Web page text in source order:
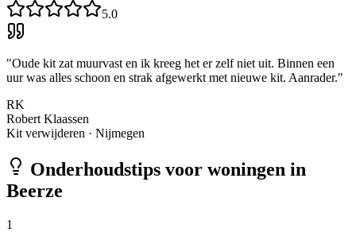
5.0
"Oude kit zat muurvast en ik kreeg het er zelf niet uit. Binnen een
uur was alles schoon en strak afgewerkt met nieuwe kit. Aanrader."
RK
Robert Klaassen
Kit verwijderen · Nijmegen
Onderhoudstips voor woningen in
Beerze
1